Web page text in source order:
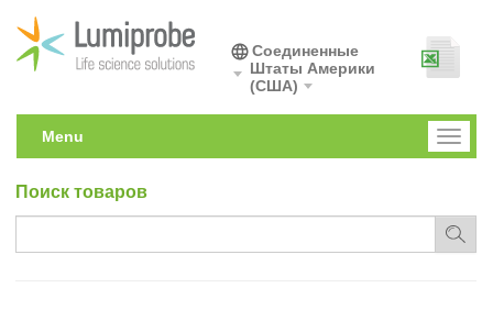
Соединенные
Штаты Америки
(США)
Toggle
Menu
Поиск товаров